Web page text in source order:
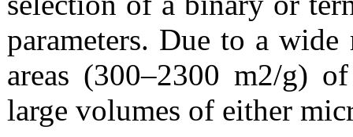
parameters. Due to a
areas (300–2300 m2/g)
large volumes of either